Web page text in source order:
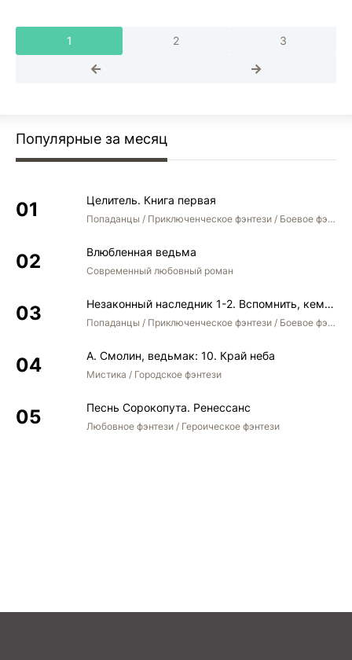
1 2 3
Популярные за месяц
Целитель. Книга первая
Попаданцы / Приключенческое фэнтези / Боевое фэнтези
Влюбленная ведьма
Современный любовный роман
Незаконный наследник 1-2. Вспомнить, кем был. Стать собой. Остаться собой
Попаданцы / Приключенческое фэнтези / Боевое фэнтези / Юмористическое фэнтези
А. Смолин, ведьмак: 10. Край неба
Мистика / Городское фэнтези
Песнь Сорокопута. Ренессанс
Любовное фэнтези / Героическое фэнтези